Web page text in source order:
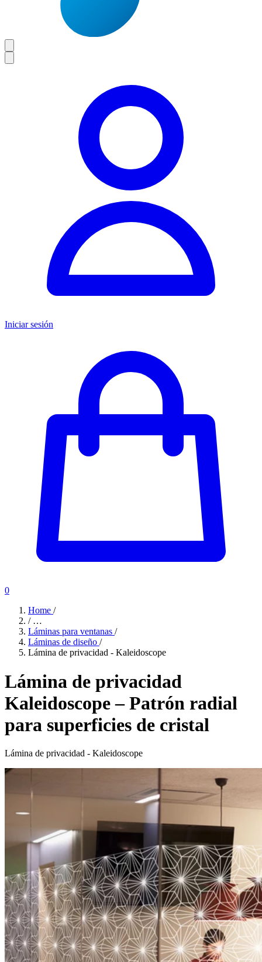
Iniciar sesión
0
Home /
/ …
Láminas para ventanas /
Láminas de diseño /
Lámina de privacidad - Kaleidoscope
Lámina de privacidad
Kaleidoscope – Patrón radial
para superficies de cristal
Lámina de privacidad - Kaleidoscope